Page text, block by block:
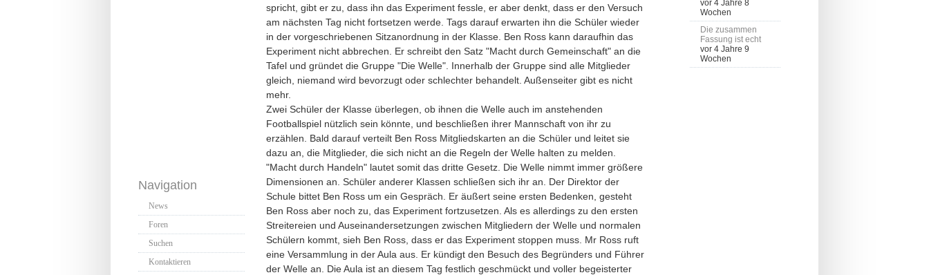
Navigation
News
Foren
Suchen
Kontaktieren
spricht, gibt er zu, dass ihn das Experiment fessle, er aber denkt, dass er den Versuch
am nächsten Tag nicht fortsetzen werde. Tags darauf erwarten ihn die Schüler wieder
in der vorgeschriebenen Sitzanordnung in der Klasse. Ben Ross kann daraufhin das
Experiment nicht abbrechen. Er schreibt den Satz "Macht durch Gemeinschaft" an die
Tafel und gründet die Gruppe "Die Welle". Innerhalb der Gruppe sind alle Mitglieder
gleich, niemand wird bevorzugt oder schlechter behandelt. Außenseiter gibt es nicht
mehr.
Zwei Schüler der Klasse überlegen, ob ihnen die Welle auch im anstehenden
Footballspiel nützlich sein könnte, und beschließen ihrer Mannschaft von ihr zu
erzählen. Bald darauf verteilt Ben Ross Mitgliedskarten an die Schüler und leitet sie
dazu an, die Mitglieder, die sich nicht an die Regeln der Welle halten zu melden.
"Macht durch Handeln" lautet somit das dritte Gesetz. Die Welle nimmt immer größere
Dimensionen an. Schüler anderer Klassen schließen sich ihr an. Der Direktor der
Schule bittet Ben Ross um ein Gespräch. Er äußert seine ersten Bedenken, gesteht
Ben Ross aber noch zu, das Experiment fortzusetzen. Als es allerdings zu den ersten
Streitereien und Auseinandersetzungen zwischen Mitgliedern der Welle und normalen
Schülern kommt, sieh Ben Ross, dass er das Experiment stoppen muss. Mr Ross ruft
eine Versammlung in der Aula aus. Er kündigt den Besuch des Begründers und Führer
der Welle an. Die Aula ist an diesem Tag festlich geschmückt und voller begeisterter
vor 4 Jahre 8
Wochen
Die zusammen
Fassung ist echt
vor 4 Jahre 9
Wochen